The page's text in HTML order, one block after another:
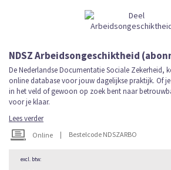
laag
sorteren
NDSZ Arbeidsongeschiktheid
De Nederlandse Documentatie Sociale Zekerheid,
online database voor jouw dagelijkse praktijk. Of
in het veld of gewoon op zoek bent naar
voor je klaar.
Lees verder
Online | Bestelcode NDSZARBO